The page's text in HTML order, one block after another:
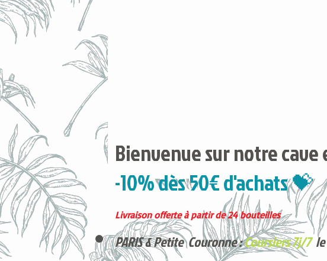
Bienvenue sur notre cave
-10% dès 50€ d'achats 💝
Livraison offerte à partir de 24 bouteilles
PARIS & Petite Couronne :Coursiers 7j/7